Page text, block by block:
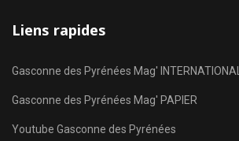
Liens rapides
Gasconne des Pyrénées Mag' INTERNATIONAL
Gasconne des Pyrénées Mag' PAPIER
Youtube Gasconne des Pyrénées